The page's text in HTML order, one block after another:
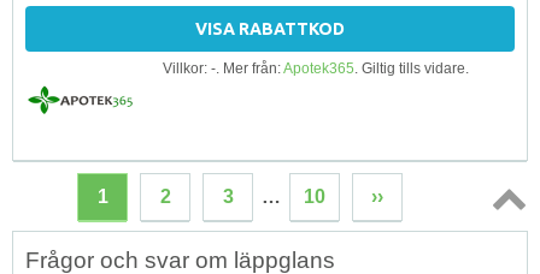
VISA RABATTKOD
Villkor: -. Mer från:Apotek365. Giltig tills vidare.
1 2 3 … 10 ››
Topp
Frågor och svar om läppglans